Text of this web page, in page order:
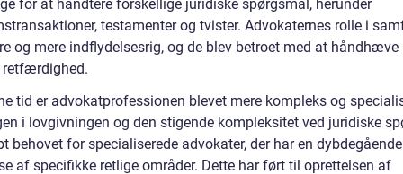
for at håndtere forskellige juridiske spørgsmål, herunder
testamenter og tvister. Advokaternes rolle i
og mere indflydelsesrig, og de blev betroet med at håndhæve
retfærdighed.
tid er advokatprofessionen blevet mere kompleks og
i lovgivningen og den stigende kompleksitet ved juridiske
behovet for specialiserede advokater, der har en dybdegående
af specifikke retlige områder. Dette har ført til oprettelsen af